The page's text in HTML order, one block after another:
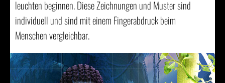
leuchten beginnen. Diese Zeichnungen und Muster sind
individuell und sind mit einem Fingerabdruck beim
Menschen vergleichbar.